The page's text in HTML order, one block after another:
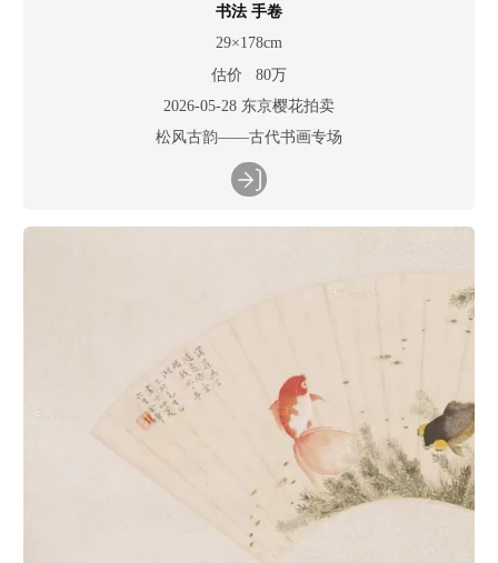
书法 手卷
29×178cm
估价 80万
2026-05-28 东京樱花拍卖
松风古韵——古代书画专场